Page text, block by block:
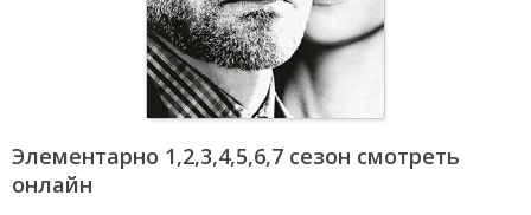
Элементарно 1,2,3,4,5,6,7 сезон смотреть
онлайн